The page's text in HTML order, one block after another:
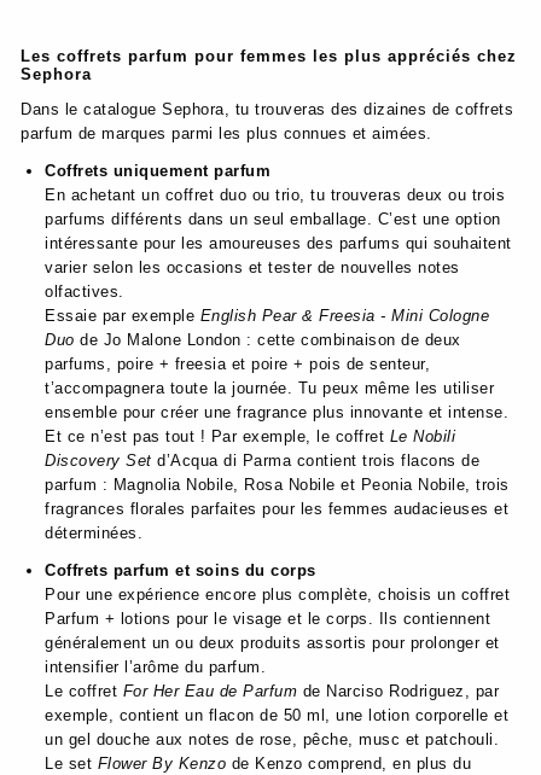
Les coffrets parfum pour femmes les plus appréciés chez
Sephora
Dans le catalogue Sephora, tu trouveras des dizaines de coffrets
parfum de marques parmi les plus connues et aimées.
Coffrets uniquement parfum
En achetant un coffret duo ou trio, tu trouveras deux ou trois
parfums différents dans un seul emballage. C’est une option
intéressante pour les amoureuses des parfums qui souhaitent
varier selon les occasions et tester de nouvelles notes
olfactives.
Essaie par exemple English Pear & Freesia - Mini Cologne
Duo de Jo Malone London : cette combinaison de deux
parfums, poire + freesia et poire + pois de senteur,
t’accompagnera toute la journée. Tu peux même les utiliser
ensemble pour créer une fragrance plus innovante et intense.
Et ce n’est pas tout ! Par exemple, le coffret Le Nobili
Discovery Set d’Acqua di Parma contient trois flacons de
parfum : Magnolia Nobile, Rosa Nobile et Peonia Nobile, trois
fragrances florales parfaites pour les femmes audacieuses et
déterminées.
Coffrets parfum et soins du corps
Pour une expérience encore plus complète, choisis un coffret
Parfum + lotions pour le visage et le corps. Ils contiennent
généralement un ou deux produits assortis pour prolonger et
intensifier l’arôme du parfum.
Le coffret For Her Eau de Parfum de Narciso Rodriguez, par
exemple, contient un flacon de 50 ml, une lotion corporelle et
un gel douche aux notes de rose, pêche, musc et patchouli.
Le set Flower By Kenzo de Kenzo comprend, en plus du